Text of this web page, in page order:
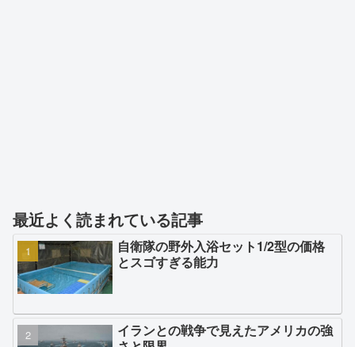
最近よく読まれている記事
自衛隊の野外入浴セット1/2型の価格
とスゴすぎる能力
イランとの戦争で見えたアメリカの強